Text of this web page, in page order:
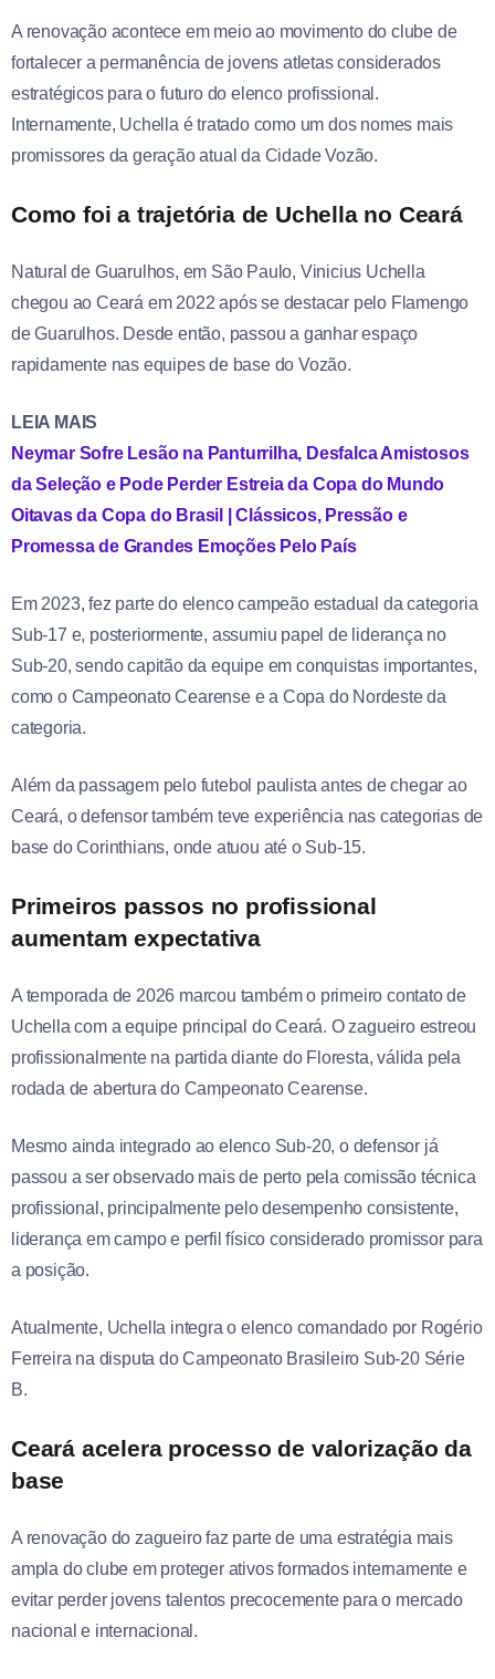
A renovação acontece em meio ao movimento do clube de
fortalecer a permanência de jovens atletas considerados
estratégicos para o futuro do elenco profissional.
Internamente, Uchella é tratado como um dos nomes mais
promissores da geração atual da Cidade Vozão.
Como foi a trajetória de Uchella no Ceará
Natural de Guarulhos, em São Paulo, Vinicius Uchella
chegou ao Ceará em 2022 após se destacar pelo Flamengo
de Guarulhos. Desde então, passou a ganhar espaço
rapidamente nas equipes de base do Vozão.
LEIA MAIS
Neymar Sofre Lesão na Panturrilha, Desfalca Amistosos
da Seleção e Pode Perder Estreia da Copa do Mundo
Oitavas da Copa do Brasil | Clássicos, Pressão e
Promessa de Grandes Emoções Pelo País
Em 2023, fez parte do elenco campeão estadual da categoria
Sub-17 e, posteriormente, assumiu papel de liderança no
Sub-20, sendo capitão da equipe em conquistas importantes,
como o Campeonato Cearense e a Copa do Nordeste da
categoria.
Além da passagem pelo futebol paulista antes de chegar ao
Ceará, o defensor também teve experiência nas categorias de
base do Corinthians, onde atuou até o Sub-15.
Primeiros passos no profissional
aumentam expectativa
A temporada de 2026 marcou também o primeiro contato de
Uchella com a equipe principal do Ceará. O zagueiro estreou
profissionalmente na partida diante do Floresta, válida pela
rodada de abertura do Campeonato Cearense.
Mesmo ainda integrado ao elenco Sub-20, o defensor já
passou a ser observado mais de perto pela comissão técnica
profissional, principalmente pelo desempenho consistente,
liderança em campo e perfil físico considerado promissor para
a posição.
Atualmente, Uchella integra o elenco comandado por Rogério
Ferreira na disputa do Campeonato Brasileiro Sub-20 Série
B.
Ceará acelera processo de valorização da
base
A renovação do zagueiro faz parte de uma estratégia mais
ampla do clube em proteger ativos formados internamente e
evitar perder jovens talentos precocemente para o mercado
nacional e internacional.